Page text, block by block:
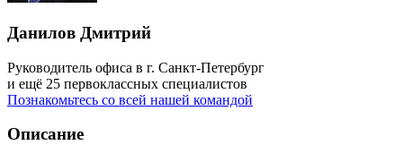
Данилов Дмитрий
Руководитель офиса в г. Санкт-Петербург
и ещё 25 первоклассных специалистов
Познакомьтесь со всей нашей командой
Описание